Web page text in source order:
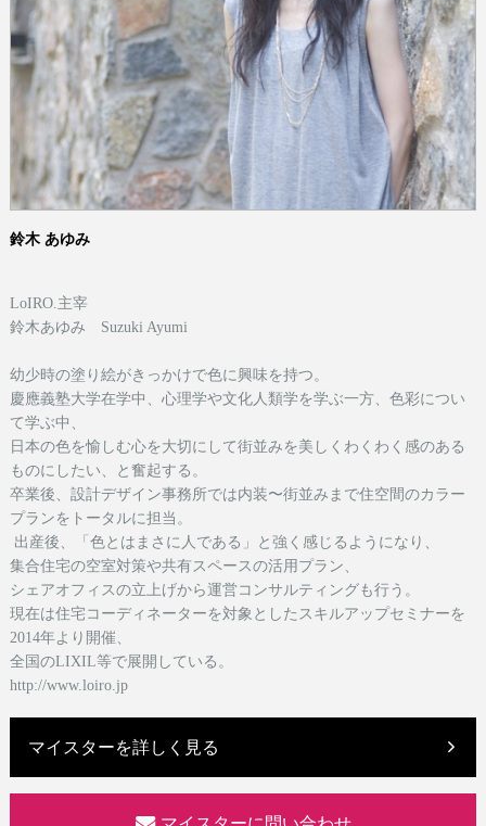
鈴木 あゆみ
LoIRO.主宰
鈴木あゆみ Suzuki Ayumi
幼少時の塗り絵がきっかけで色に興味を持つ。
慶應義塾大学在学中、心理学や文化人類学を学ぶ一方、色彩につい
て学ぶ中、
日本の色を愉しむ心を大切にして街並みを美しくわくわく感のある
ものにしたい、と奮起する。
卒業後、設計デザイン事務所では内装〜街並みまで住空間のカラー
プランをトータルに担当。
出産後、「色とはまさに人である」と強く感じるようになり、
集合住宅の空室対策や共有スペースの活用プラン、
シェアオフィスの立上げから運営コンサルティングも行う。
現在は住宅コーディネーターを対象としたスキルアップセミナーを
2014年より開催、
全国のLIXIL等で展開している。
http://www.loiro.jp
マイスターを詳しく見る